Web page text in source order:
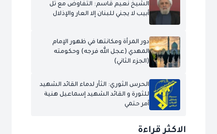
الشيخ نعيم قاسم: التفاوض مع تل
أبيب لا يجني للبنان إلا العار والإذلال
دور المرأة ومكانتها في ظهور الإمام
المهدي (عجل الله فرجه) وحكومته
(الجزء الثاني)
الحرس الثوري: الثأر لدماء القائد الشهيد
للثورة و القائد الشهيد إسماعيل هنية
أمر حتمي
الاكثر قراءة